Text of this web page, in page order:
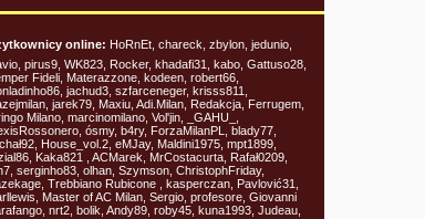
online: HoRnEt, chareck, zbylon, jedunio,
pirus9, WK823, Rocker, khadafi31, kabo, Gattuso28,
Fideli, Materazzone, kodeen, robert66,
jachud3, szfarceneger, krisss811,
jarek79, Maxiu, Adi.Milan, Redakcja, Ferrugem,
Milano, marcinomilano, Vol'jin, _GAHU_,
ósmy, b4ry, ForzaMilanPL, blady77,
House_vol.2, eMJay, Maldini1975, mpt1899,
Kaka821 , ACMarek, MrCostacurta, Rafał0209,
serginho83, olhan, Szymson, ChristophFriday,
Trebbiano Rubicone , kasperczan, Pavlović31,
Master of AC Milan, Sergio, profesore, Giovanni
nrt2, bolik, Andy89, roby45, kuna1993, Judeau,